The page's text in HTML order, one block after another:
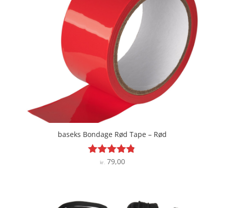
baseks Bondage Rød Tape – Rød
Vurderet
kr. 79,00